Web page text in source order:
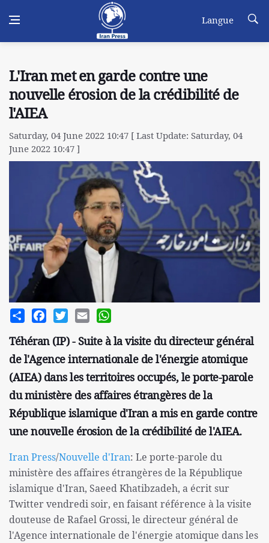
Langue
L'Iran met en garde contre une
nouvelle érosion de la crédibilité de
l'AIEA
Saturday, 04 June 2022 10:47 [ Last Update: Saturday, 04
June 2022 10:47 ]
Share FacebookTwitterEmail
Téhéran (IP) - Suite à la visite du directeur général
de l'Agence internationale de l'énergie atomique
(AIEA) dans les territoires occupés, le porte-parole
du ministère des affaires étrangères de la
République islamique d'Iran a mis en garde contre
une nouvelle érosion de la crédibilité de l'AIEA.
Iran Press/Nouvelle d'Iran: Le porte-parole du
ministère des affaires étrangères de la République
islamique d'Iran, Saeed Khatibzadeh, a écrit sur
Twitter vendredi soir, en faisant référence à la visite
douteuse de Rafael Grossi, le directeur général de
l'Agence internationale de l'énergie atomique dans les